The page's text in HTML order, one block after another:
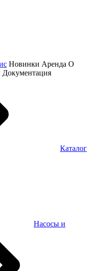
Новинки Аренда О
Документация
Каталог
Насосы и